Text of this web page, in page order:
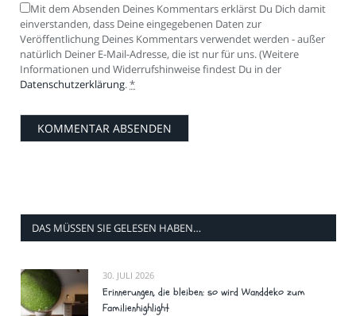
Mit dem Absenden Deines Kommentars erklärst Du Dich damit
einverstanden, dass Deine eingegebenen Daten zur
Veröffentlichung Deines Kommentars verwendet werden - außer
natürlich Deiner E-Mail-Adresse, die ist nur für uns. (Weitere
Informationen und Widerrufshinweise findest Du in der
Datenschutzerklärung.*
DAS MÜSSEN SIE GELESEN HABEN…
30. JULI 2026
Erinnerungen, die bleiben: so wird Wanddeko zum
Familienhighlight